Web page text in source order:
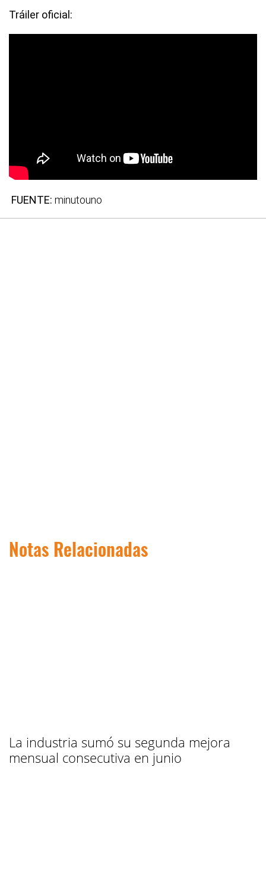
Tráiler oficial:
FUENTE: minutouno
Notas Relacionadas
La industria sumó su segunda mejora
mensual consecutiva en junio